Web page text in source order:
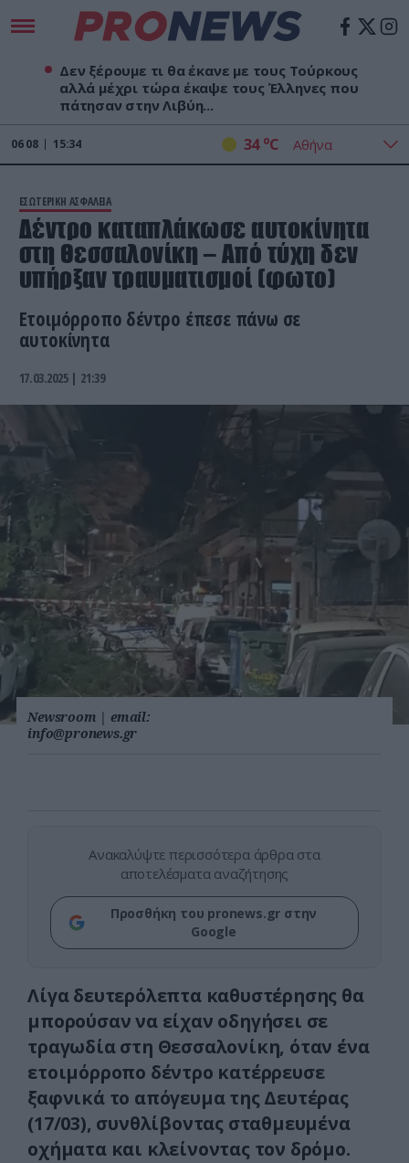
Δεν ξέρουμε τι θα έκανε με τους Τούρκους
αλλά μέχρι τώρα έκαψε τους Έλληνες που
πάτησαν στην Λιβύη...
06 08 15:34 34 oC
ΕΣΩΤΕΡΙΚΗ ΑΣΦΑΛΕΙΑ
Δέντρο καταπλάκωσε αυτοκίνητα
στη Θεσσαλονίκη – Από τύχη δεν
υπήρξαν τραυματισμοί (φωτο)
Ετοιμόρροπο δέντρο έπεσε πάνω σε
αυτοκίνητα
17.03.2025 | 21:39
Newsroom | email:
info@pronews.gr
Ανακαλύψτε περισσότερα άρθρα στα
αποτελέσματα αναζήτησης
Προσθήκη του pronews.gr στην
Google
Λίγα δευτερόλεπτα καθυστέρησης θα
μπορούσαν να είχαν οδηγήσει σε
τραγωδία στη Θεσσαλονίκη, όταν ένα
ετοιμόρροπο δέντρο κατέρρευσε
ξαφνικά το απόγευμα της Δευτέρας
(17/03), συνθλίβοντας σταθμευμένα
οχήματα και κλείνοντας τον δρόμο.